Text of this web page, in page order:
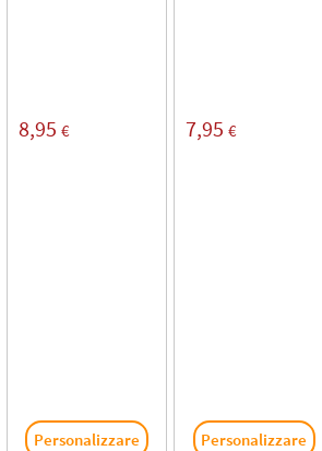
8,95 €
Personalizzare
7,95 €
Personalizzare